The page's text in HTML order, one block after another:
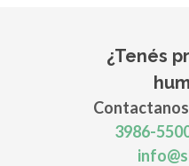
¿Tenés
3986-